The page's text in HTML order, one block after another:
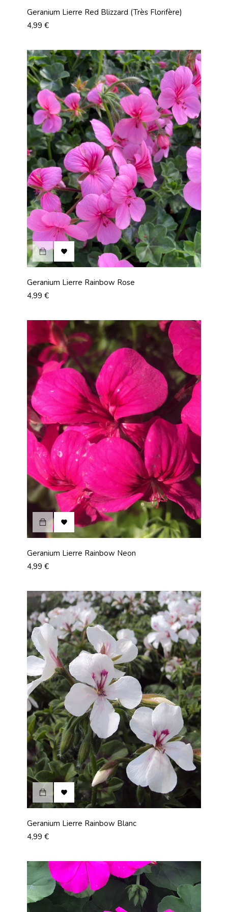
Geranium Lierre Red Blizzard (Très Florifère)
Prix
4,99 €

Geranium Lierre Rainbow Rose
Prix
4,99 €

Geranium Lierre Rainbow Neon
Prix
4,99 €

Geranium Lierre Rainbow Blanc
Prix
4,99 €